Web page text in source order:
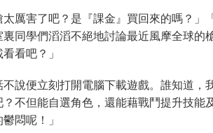
太厲害了吧？是『課金』買回來的嗎？
同學們滔滔不絕地討論最近風摩全球的
看吧？」
說便立刻打開電腦下載遊戲。誰知道，
不但能自選角色，還能藉戰鬥提升技能
悶呢！」